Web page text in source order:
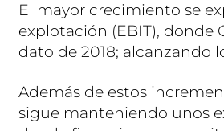
El mayor crecimiento se
explotación (EBIT), donde
dato de 2018; alcanzando
Además de estos
sigue manteniendo unos